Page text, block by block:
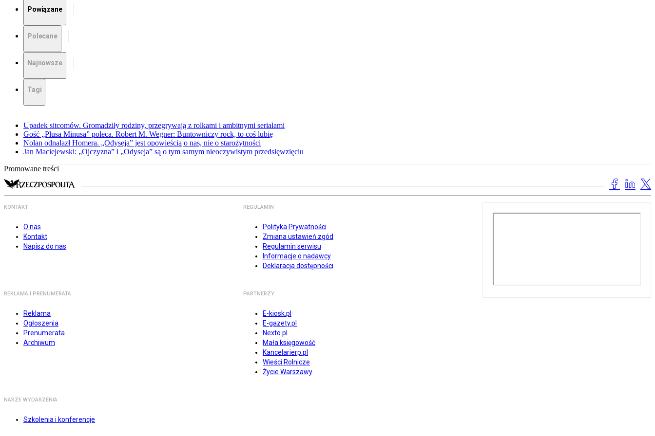
Powiązane
Polecane
Najnowsze
Tagi
Upadek sitcomów. Gromadziły rodziny, przegrywają z rolkami i ambitnymi serialami
Gość „Plusa Minusa” poleca. Robert M. Wegner: Buntowniczy rock, to coś lubię
Nolan odnalazł Homera. „Odyseja” jest opowieścią o nas, nie o starożytności
Jan Maciejewski: „Ojczyzna” i „Odyseja” są o tym samym nieoczywistym przedsięwzięciu
Promowane treści
KONTAKT
O nas
Kontakt
Napisz do nas
REGULAMIN
Polityka Prywatności
Zmiana ustawień zgód
Regulamin serwisu
Informacje o nadawcy
Deklaracja dostępności
REKLAMA I PRENUMERATA
Reklama
Ogłoszenia
Prenumerata
Archiwum
PARTNERZY
E-kiosk.pl
E-gazety.pl
Nexto.pl
Mała księgowość
Kancelarierp.pl
Wieści Rolnicze
Życie Warszawy
NASZE WYDARZENIA
Szkolenia i konferencje